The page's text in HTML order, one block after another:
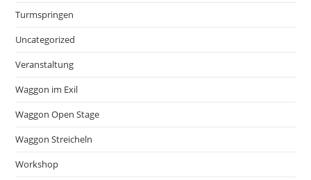
Turmspringen
Uncategorized
Veranstaltung
Waggon im Exil
Waggon Open Stage
Waggon Streicheln
Workshop